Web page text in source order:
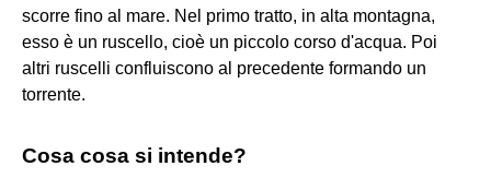
scorre fino al mare. Nel primo tratto, in alta montagna,
esso è un ruscello, cioè un piccolo corso d'acqua. Poi
altri ruscelli confluiscono al precedente formando un
torrente.
Cosa cosa si intende?